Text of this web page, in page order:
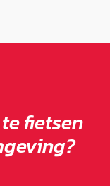
fietsen